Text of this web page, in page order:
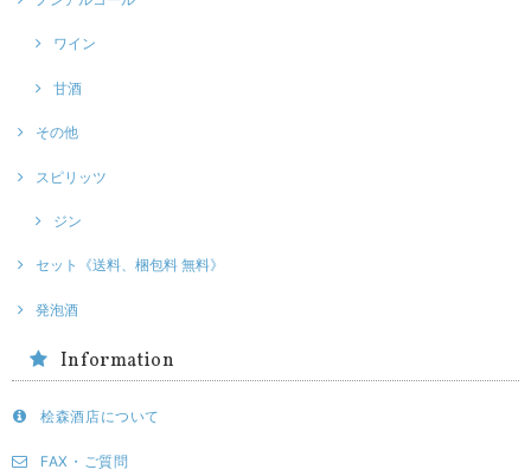
ワイン
甘酒
その他
スピリッツ
ジン
セット《送料、梱包料 無料》
発泡酒
Information
桧森酒店について
FAX・ご質問